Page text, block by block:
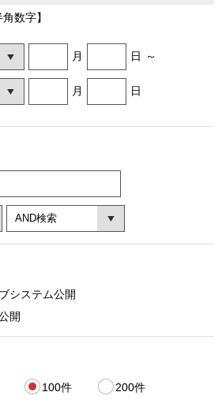
数字】
月 日 ～
月 日
システム公開
開
100件
200件